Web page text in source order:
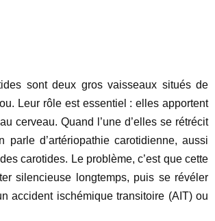
sont deux gros vaisseaux situés de
Leur rôle est essentiel : elles apportent
cerveau. Quand l’une d’elles se rétrécit
parle d’artériopathie carotidienne, aussi
carotides. Le problème, c’est que cette
silencieuse longtemps, puis se révéler
accident ischémique transitoire (AIT) ou